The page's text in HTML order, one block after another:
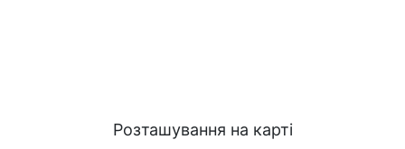
Розташування на карті